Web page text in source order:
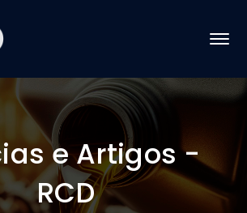
e Artigos -
RCD